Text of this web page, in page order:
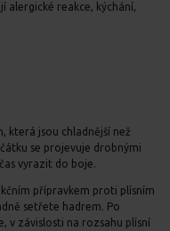
alergické reakce, kýchání,
která jsou chladnější než
se projevuje drobnými
vyrazit do boje.
přípravkem proti plísním
setřete hadrem. Po
v závislosti na rozsahu plísní